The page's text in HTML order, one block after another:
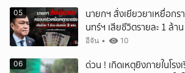
05
นายกฯ สั่งเยียวยาเหยื่อกร
นทร์ฯ เสียชีวิตรายละ 1 ล้า
อีจัน • 10
06
ด่วน ! เกิดเหตุยิงภายในโร